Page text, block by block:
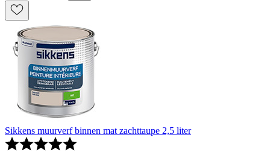
Sikkens muurverf binnen mat zachttaupe 2,5 liter